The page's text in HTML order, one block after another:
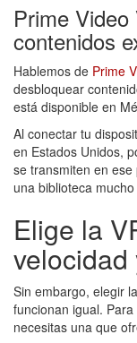
Prime
contenidos
Hablemos de Prime
desbloquear
está disponible en
Al conectar tu
en Estados Unidos,
se transmiten en
una biblioteca
Elige la
velocidad
Sin embargo, elegir
funcionan igual.
necesitas una que